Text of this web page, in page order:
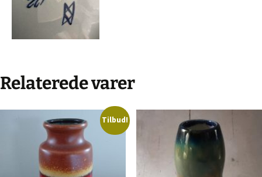
Relaterede varer
Tilbud!